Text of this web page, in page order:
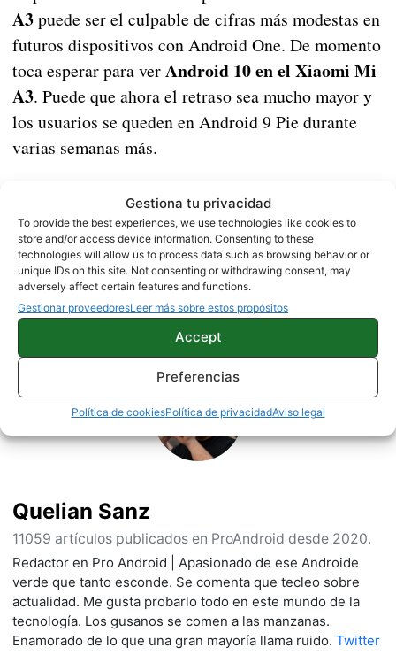
Gestiona tu privacidad
To provide the best experiences, we use technologies like cookies to
store and/or access device information. Consenting to these
technologies will allow us to process data such as browsing behavior or
unique IDs on this site. Not consenting or withdrawing consent, may
adversely affect certain features and functions.
Gestionar proveedoresLeer más sobre estos propósitos
Accept
Preferencias
Política de cookiesPolítica de privacidadAviso legal
A3puede ser el culpable de cifras más modestas en
futuros dispositivos con Android One. De momento
toca esperar para verAndroid 10 en el Xiaomi Mi
A3. Puede que ahora el retraso sea mucho mayor y
los usuarios se queden en Android 9 Pie durante
varias semanas más.
NOTICIAS XIAOMI
Sobre este autor
Quelian Sanz
11059 artículos publicados en ProAndroid desde 2020.
Redactor en Pro Android | Apasionado de ese Androide
verde que tanto esconde. Se comenta que tecleo sobre
actualidad. Me gusta probarlo todo en este mundo de la
tecnología. Los gusanos se comen a las manzanas.
Enamorado de lo que una gran mayoría llama ruido. Twitter